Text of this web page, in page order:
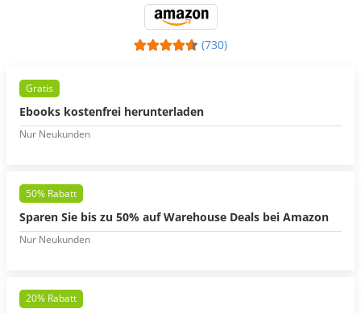
(730)
Gratis
Ebooks kostenfrei herunterladen
Nur Neukunden
50% Rabatt
Sparen Sie bis zu 50% auf Warehouse Deals bei Amazon
Nur Neukunden
20% Rabatt